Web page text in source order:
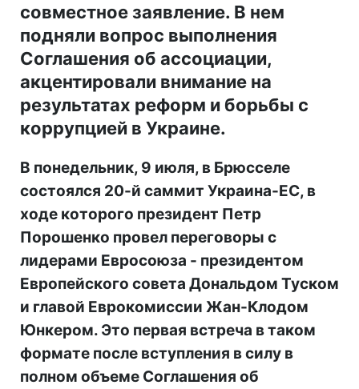
совместное заявление. В нем
подняли вопрос выполнения
Соглашения об ассоциации,
акцентировали внимание на
результатах реформ и борьбы с
коррупцией в Украине.
В понедельник, 9 июля, в Брюсселе
состоялся 20-й саммит Украина-ЕС, в
ходе которого президент Петр
Порошенко провел переговоры с
лидерами Евросоюза - президентом
Европейского совета Дональдом Туском
и главой Еврокомиссии Жан-Клодом
Юнкером. Это первая встреча в таком
формате после вступления в силу в
полном объеме Соглашения об